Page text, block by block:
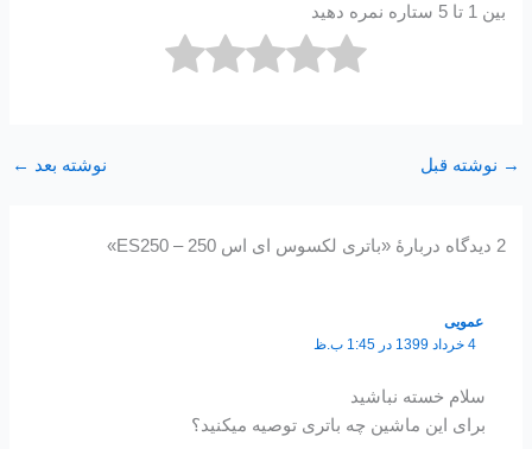
بین 1 تا 5 ستاره نمره دهید
→ نوشته قبل نوشته بعد ←
2 دیدگاه دربارهٔ «باتری لکسوس ای اس 250 – ES250»
عمویی
4 خرداد 1399 در 1:45 ب.ظ
سلام خسته نباشید
برای این ماشین چه باتری توصیه میکنید؟